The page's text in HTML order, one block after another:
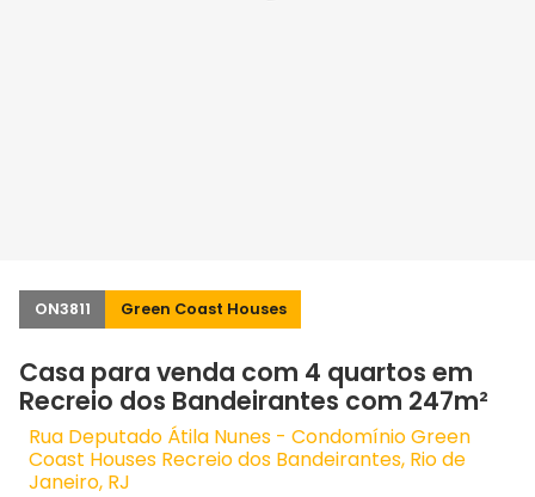
ON3811 Green Coast Houses
Casa para venda com 4 quartos em
Recreio dos Bandeirantes com 247m²
Rua Deputado Átila Nunes - Condomínio Green
Coast Houses Recreio dos Bandeirantes, Rio de
Janeiro, RJ